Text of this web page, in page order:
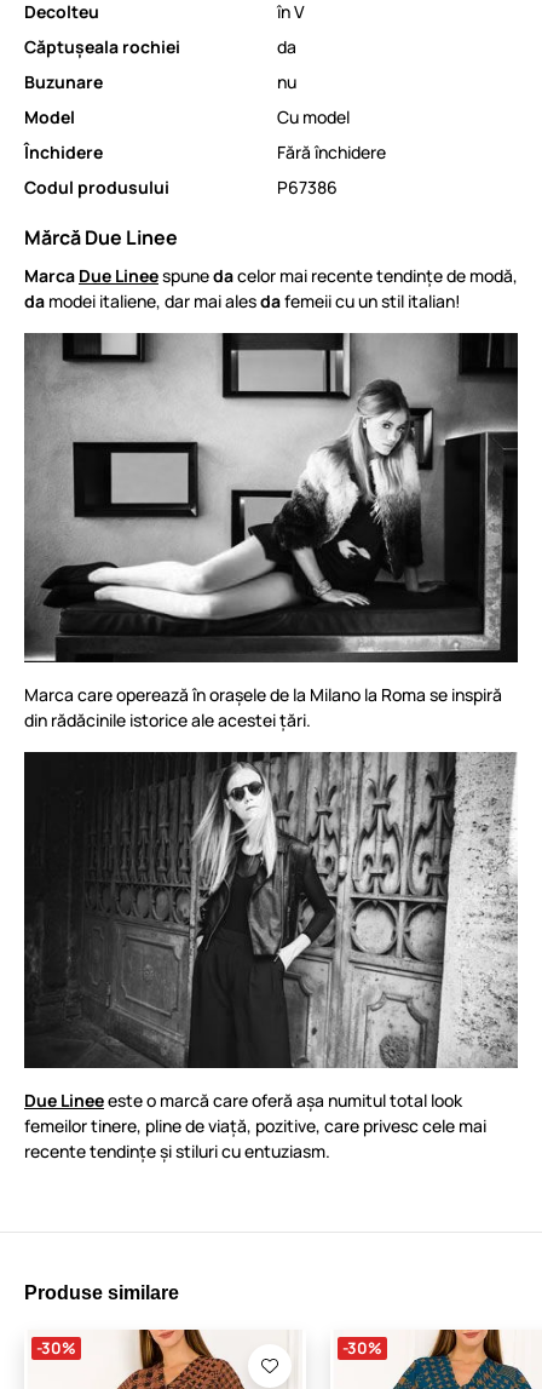
Decolteu
în V
Căptușeala rochiei
da
Buzunare
nu
Model
Cu model
Închidere
Fără închidere
Codul produsului
P67386
Mărcă Due Linee
Marca Due Lineespunedacelor mai recente tendințe de modă,
da modei italiene, dar mai alesdafemeii cu un stil italian!
Marca care operează în orașele de la Milano la Roma se inspiră
din rădăcinile istorice ale acestei țări.
Due Lineeeste o marcă care oferă așa numitul total look
femeilor tinere, pline de viață, pozitive, care privesc cele mai
recente tendințe și stiluri cu entuziasm.
Produse similare
-30% -30%